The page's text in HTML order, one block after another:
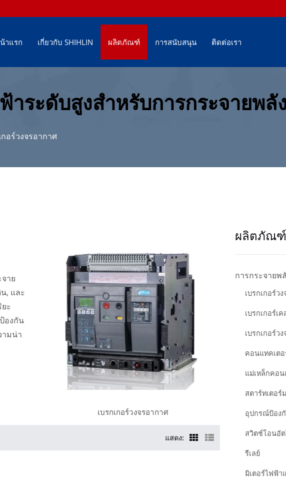
าแรก เกี่ยวกับ SHIHLIN ผลิตภัณฑ์ การสนับสนุน ติดต่อเรา
ระดับสูงสำหรับการกระจายพลั
กอร์วงจรอากาศ
เบรกเกอร์วงจรอากาศ
าย
, และ
ะ
องกัน
ามน่า
แสดง:
ผลิตภัณฑ์
การกระจายพ
เบรกเกอร์ว
เบรกเกอร์เ
เบรกเกอร์ว
คอนแทคเต
แม่เหล็กคอ
สตาร์ทเตอร์
อุปกรณ์ป้อง
สวิตช์โอนอั
รีเลย์
มิเตอร์ไฟฟ้า